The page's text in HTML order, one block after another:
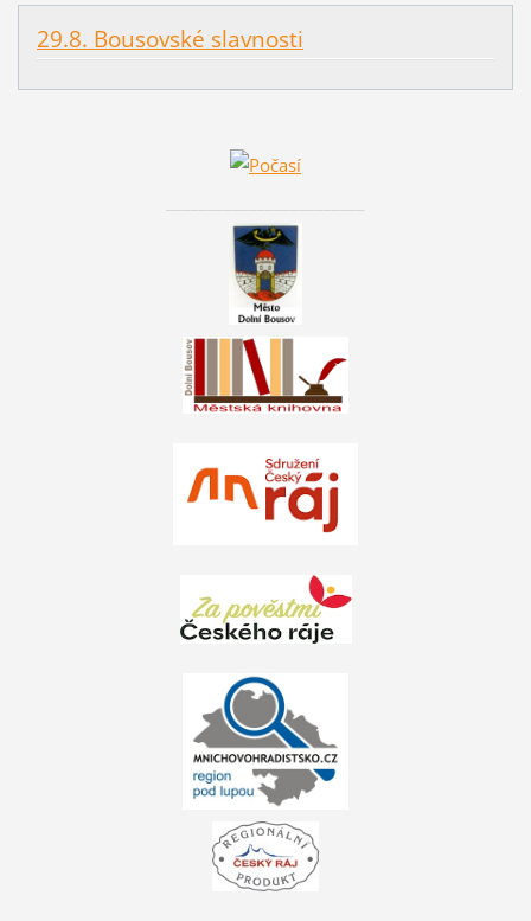
29.8. Bousovské slavnosti